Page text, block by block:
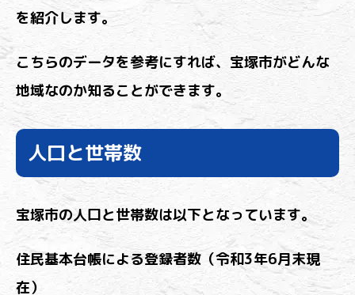
を紹介します。
こちらのデータを参考にすれば、宝塚市がどんな
地域なのか知ることができます。
人口と世帯数
宝塚市の人口と世帯数は以下となっています。
住民基本台帳による登録者数（令和3年6月末現
在）